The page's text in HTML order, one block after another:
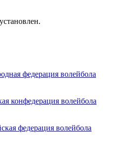
федерация волейбола
конфедерация волейбола
федерация волейбола